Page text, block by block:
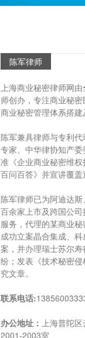
陈军律师
上海商业秘密律师网
师创办，专注商业秘密
商业秘密管理体系搭建
陈军兼具律师与专利
专家、中华律协知产
准《企业商业秘密维
百问百答》并宣讲覆盖
陈军律师已为阿迪达
百余家上市及跨国公
服务，代理的某商业
成功立案晶合集成、
案，并办理瑞士苏尔
纷；发表《技术秘密
究文章。
联系电话:
办公地址： 上海普陀
2001-2003室